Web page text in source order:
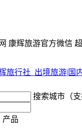
康辉旅游官方微信
搜索城市（支
产品